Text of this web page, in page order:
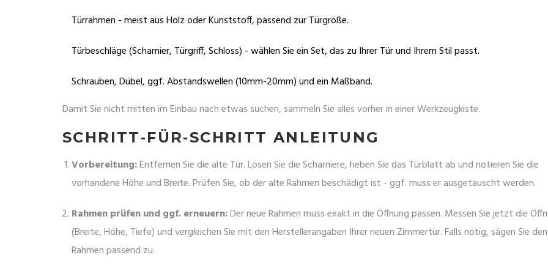
Türrahmen - meist aus Holz oder Kunststoff, passend zur Türgröße.
Türbeschläge(Scharnier, Türgriff, Schloss) - wählen Sie ein Set, das zu Ihrer Tür und Ihrem Stil passt.
Schrauben, Dübel, ggf. Abstandswellen (10mm-20mm) und ein Maßband.
Damit Sie nicht mitten im Einbau nach etwas suchen, sammeln Sie alles vorher in einer Werkzeugkiste.
SCHRITT‑FÜR‑SCHRITT ANLEITUNG
Vorbereitung:Entfernen Sie die alte Tür. Lösen Sie die Scharniere, heben Sie das Türblatt ab und notieren Sie die
vorhandene Höhe und Breite. Prüfen Sie, ob der alte Rahmen beschädigt ist - ggf. muss er ausgetauscht werden.
Rahmen prüfen und ggf. erneuern:Der neue Rahmen muss exakt in die Öffnung passen. Messen Sie jetzt die
(Breite, Höhe, Tiefe) und vergleichen Sie mit den Herstellerangaben Ihrer neuen Zimmertür. Falls nötig, sägen Sie den
Rahmen passend zu.